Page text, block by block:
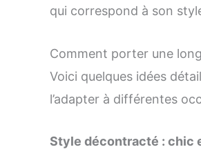
qui correspond à son
Comment porter une
Voici quelques idées
l’adapter à différentes
Style décontracté : chic